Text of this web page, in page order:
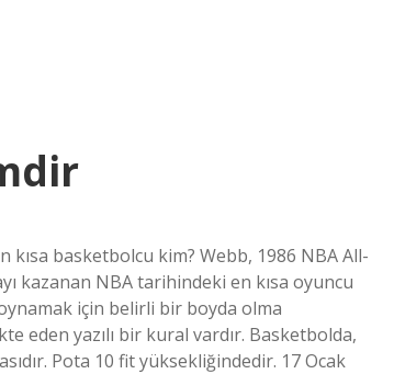
kısa basketbolcu kim? Webb, 1986 NBA All-
kazanan NBA tarihindeki en kısa oyuncu
oynamak için belirli bir boyda olma
eden yazılı bir kural vardır. Basketbolda,
Pota 10 fit yüksekliğindedir. 17 Ocak